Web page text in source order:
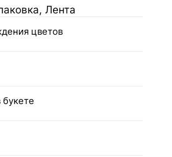
Лента
цветов